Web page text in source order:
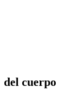
del cuerpo